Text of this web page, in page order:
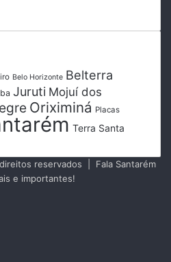
Belo Horizonte Belterra
Juruti Mojuí dos
Oriximiná Placas
Terra Santa
reservados | Fala Santarém
e importantes!